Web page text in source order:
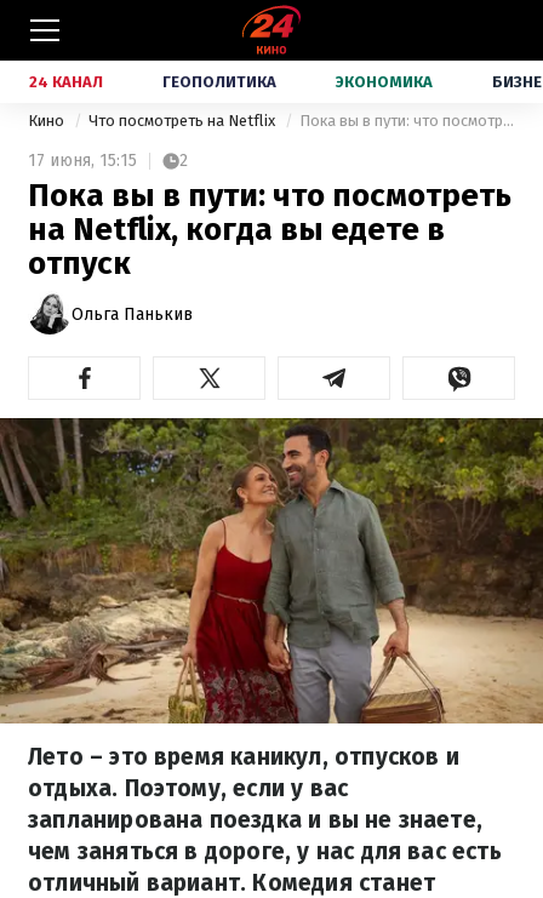
24 КАНАЛ ГЕОПОЛИТИКА ЭКОНОМИКА
Кино Что посмотреть на Netflix Пока вы в пути: что посмотреть на Netflix, когда вы едете в отпуск
17 июня, 15:15 2
Пока вы в пути: что посмотреть
на Netflix, когда вы едете в
отпуск
Ольга Панькив
Лето – это время каникул, отпусков и
отдыха. Поэтому, если у вас
запланирована поездка и вы не знаете,
чем заняться в дороге, у нас для вас есть
отличный вариант. Комедия станет